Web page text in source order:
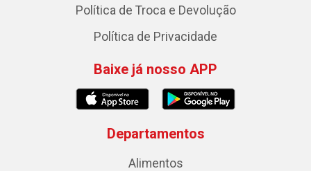
Política de Troca e Devolução
Política de Privacidade
Baixe já nosso APP
Departamentos
Alimentos